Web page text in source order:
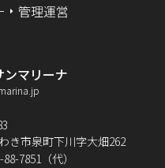
管理運営
ンマリーナ
き市泉町下川字大畑262
7851（代）